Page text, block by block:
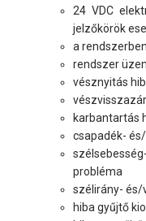
24 VDC
jelzőkörök
a
rendszer
vésznyitás
karbantartás
csapadék-
probléma
szélirány- és/
hiba gyűjtő